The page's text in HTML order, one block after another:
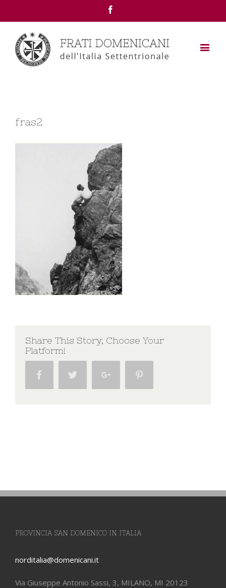
fras2
Share This Story, Choose Your
Platform!
Facebook Twitter Google+
PROVINCIA SAN DOMENICO IN ITALIA
norditalia@domenicani.it
Via Giuseppe Antonio Sassi, 3, MILANO, MI 20123